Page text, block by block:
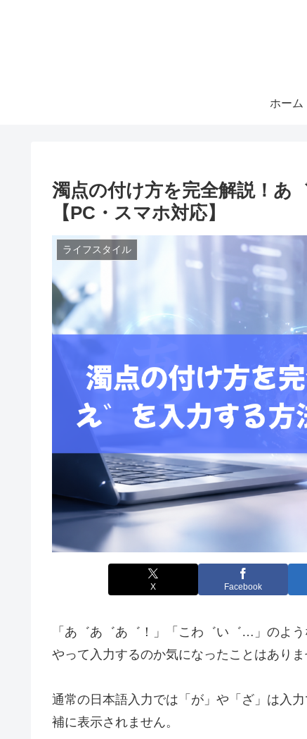
ホーム
濁点の付け方を完全解説！あ
【PC・スマホ対応】
ライフスタイル
X Facebook
「あ゛あ゛あ゛！」「こわ゛い゛…」のよ
やって入力するのか気になったことはありま
通常の日本語入力では「が」や「ざ」は入
補に表示されません。